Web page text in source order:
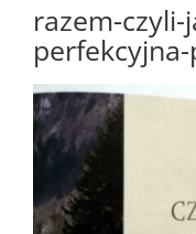
razem-